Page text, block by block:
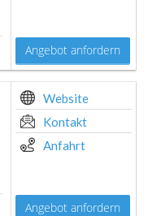
Angebot anfordern
Website
Kontakt
Anfahrt
Angebot anfordern